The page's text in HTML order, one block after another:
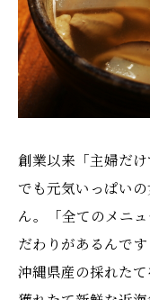
創業以来「主婦だ
でも元気いっぱい
ん。「全てのメニ
だわりがあるんで
沖縄県産の採れた